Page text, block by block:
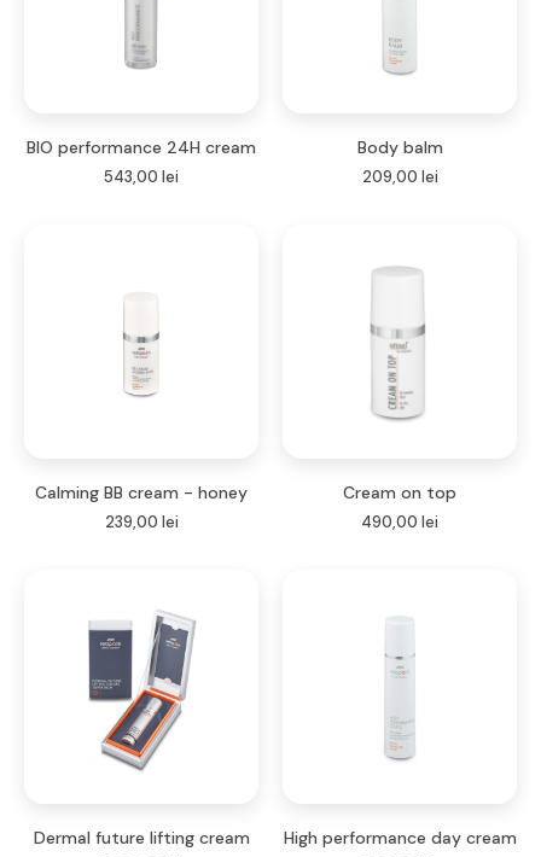
BIO performance 24H cream
543,00 lei
Body balm
209,00 lei
Calming BB cream - honey
239,00 lei
Cream on top
490,00 lei
Dermal future lifting cream High performance day cream